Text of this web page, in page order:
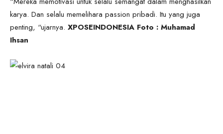
karya. Dan selalu memelihara passion pribadi. Itu yang juga
penting, “ujarnya. XPOSEINDONESIA Foto : Muhamad
Ihsan